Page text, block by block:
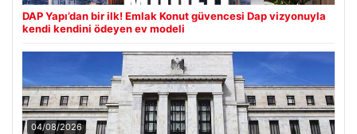
DAP Yapı’dan bir ilk! Emlak Konut güvencesi Dap vizyonuyla
kendi kendini ödeyen ev modeli
04/08/2026